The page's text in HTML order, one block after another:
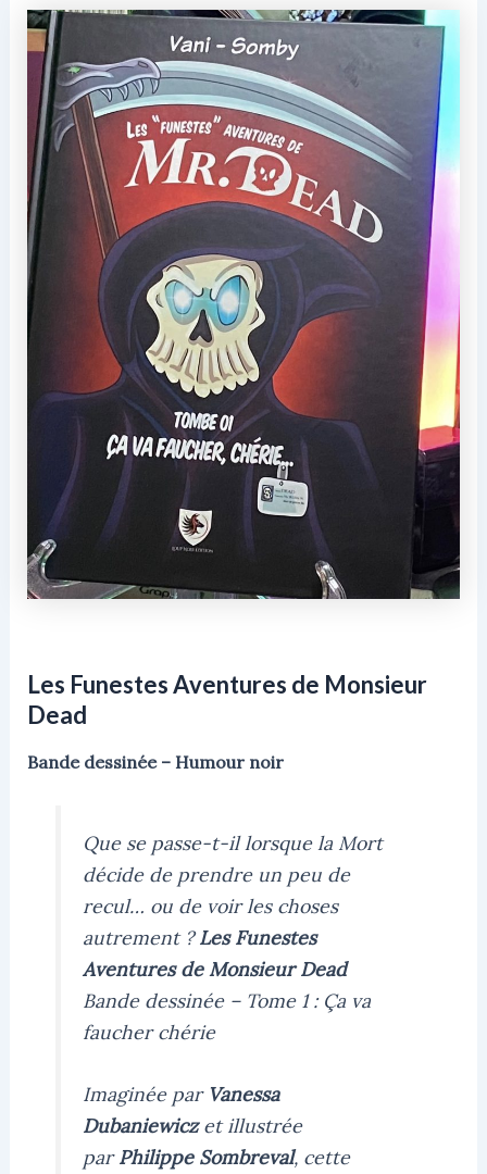
Les Funestes Aventures de Monsieur
Dead
Bande dessinée – Humour noir
Que se passe-t-il lorsque la Mort
décide de prendre un peu de
recul… ou de voir les choses
autrement ?Les Funestes
Aventures de Monsieur Dead
Bande dessinée – Tome 1 : Ça va
faucher chérie
Imaginée par Vanessa
Dubaniewiczet illustrée
parPhilippe Sombreval, cette